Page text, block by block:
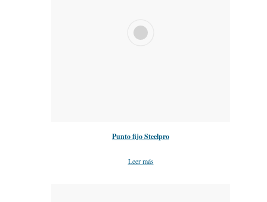
Punto fijo Steelpro
Leer más